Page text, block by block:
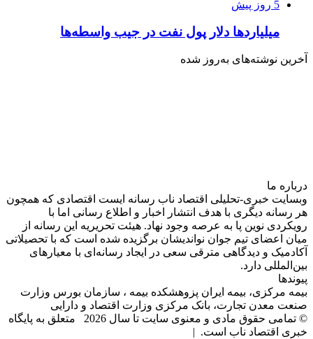
5 روز پیش
میلیاردها دلار پول نفت در جیب واسطه‌ها
آخرین نوشته‌های‌ به‌روز شده
درباره‌ ما
وبسایت خبری-تحلیلی اقتصاد ناب رسانه‌ ایست اقتصادی که همچون
هر رسانه دیگری با هدف انتشار اخبار و اطلاع رسانی اما با
رویکردی نوین پا به عرصه وجود نهاد. هیئت تحریریه این رسانه از
میان اعضای تیم جوان نواندیشان برگزیده شده است که با تحصیلاتی
آکادمیک و دیدگاهی‌ مترقی سعی در ایجاد رسانه‌ای با معیار‌های
بین‌المللی دارد.
پیوندها
بیمه مرکزی، بیمه ایران پزوهشکده بیمه ، سازمان بورس وزارت
صنعت معدن تجارت، بانک مرکزی وزارت اقتصاد و دارایی
© تمامی حقوق مادی و معنوی سایت تا سال 2026 متعلق به پایگاه
خبری اقتصاد ناب است. |